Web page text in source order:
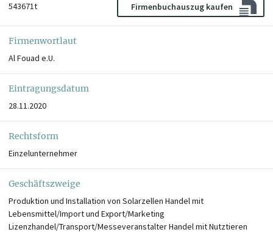
543671t
Firmenbuchauszug kaufen
Firmenwortlaut
Al Fouad e.U.
Eintragungsdatum
28.11.2020
Rechtsform
Einzelunternehmer
Geschäftszweige
Produktion und Installation von Solarzellen Handel mit
Lebensmittel/Import und Export/Marketing
Lizenzhandel/Transport/Messeveranstalter Handel mit Nutztieren